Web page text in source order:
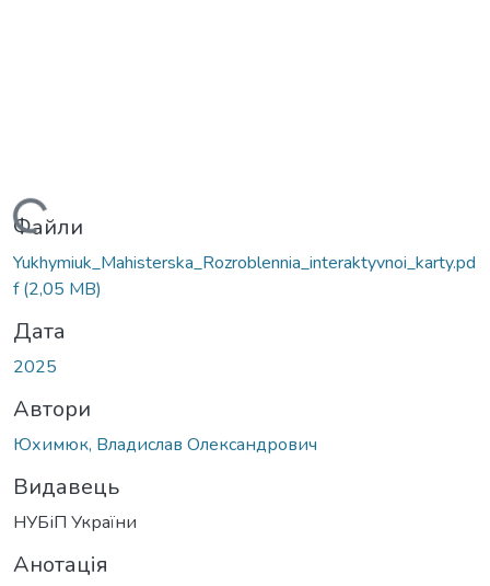
Файли
Yukhymiuk_Mahisterska_Rozroblennia_interaktyvnoi_karty.pd
f(2,05 MB)
Дата
2025
Автори
Юхимюк, Владислав Олександрович
Видавець
НУБіП України
Анотація